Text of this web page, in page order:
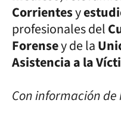
Corrientesy
profesionales del
Forensey de la
Asistencia a la
Con información de